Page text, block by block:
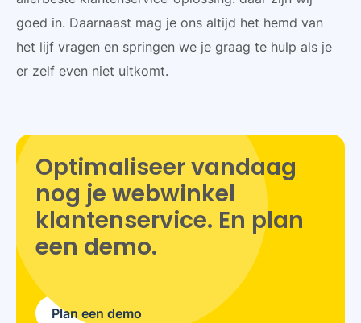
goed in. Daarnaast mag je ons altijd het hemd van
het lijf vragen en springen we je graag te hulp als je
er zelf even niet uitkomt.
Optimaliseer vandaag
nog je webwinkel
klantenservice. En plan
een demo.
Plan een demo